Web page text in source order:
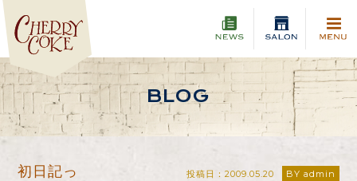
BLOG
初日記っ 投稿日：2009.05.20 BY admin